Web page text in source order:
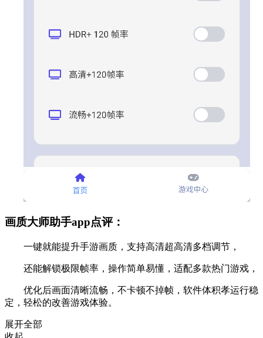
画质大师助手app点评：
一键就能提升手游画质，支持高清超高清多档调节，
还能解锁极限帧率，操作简单易懂，适配多款热门游戏，
优化后画面清晰流畅，不卡顿不掉帧，软件体积孝运行稳
定，轻松的改善游戏体验。
展开全部